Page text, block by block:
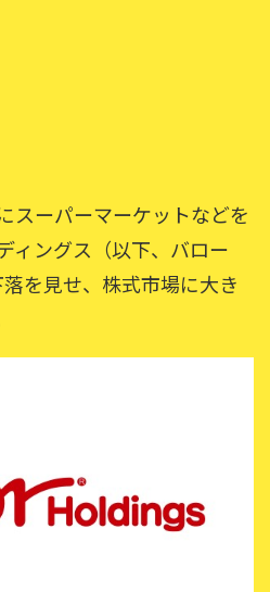
スーパーマーケットなどを
ィングス（以下、バロー
を見せ、株式市場に大き